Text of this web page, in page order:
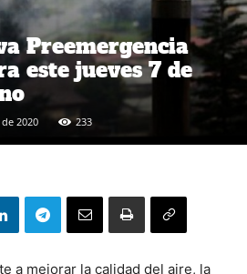
Preemergencia
este jueves 7 de
2020 233
a mejorar la calidad del aire, la